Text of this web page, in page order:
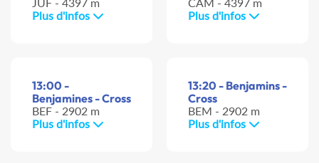
Plus d'infos
Plus d'infos
13:00 -
Benjamines - Cross
BEF - 2902 m
Plus d'infos
13:20 - Benjamins -
Cross
BEM - 2902 m
Plus d'infos